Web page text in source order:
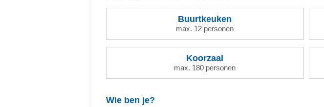
Buurtkeuken
max. 12 personen
Koorzaal
max. 180 personen
Wie ben je?